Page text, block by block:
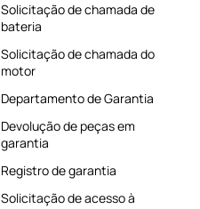
Solicitação de chamada de
bateria
Solicitação de chamada do
motor
Departamento de Garantia
Devolução de peças em
garantia
Registro de garantia
Solicitação de acesso à